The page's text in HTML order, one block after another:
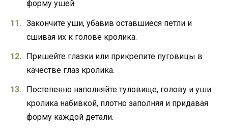
форму ушей.
Закончите уши, убавив оставшиеся петли и
сшивая их к голове кролика.
Пришейте глазки или прикрепите пуговицы в
качестве глаз кролика.
Постепенно наполняйте туловище, голову и уши
кролика набивкой, плотно заполняя и придавая
форму каждой детали.